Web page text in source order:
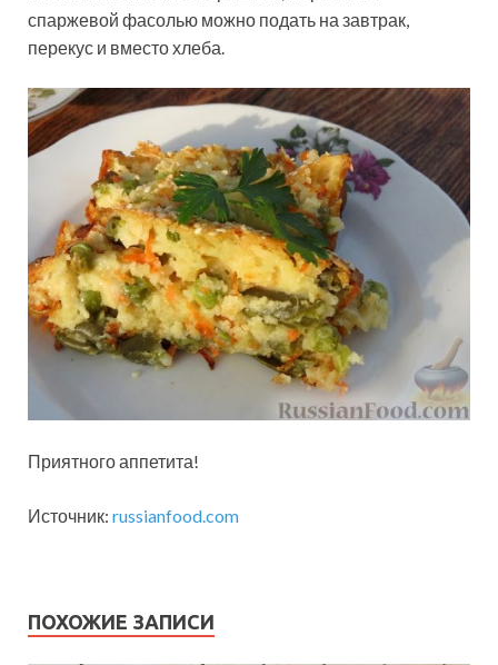
спаржевой фасолью можно подать на завтрак,
перекус и вместо хлеба.
Приятного аппетита!
Источник: russianfood.com
ПОХОЖИЕ ЗАПИСИ